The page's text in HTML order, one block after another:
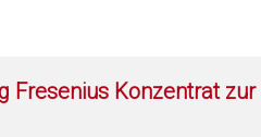
Fresenius Konzentrat